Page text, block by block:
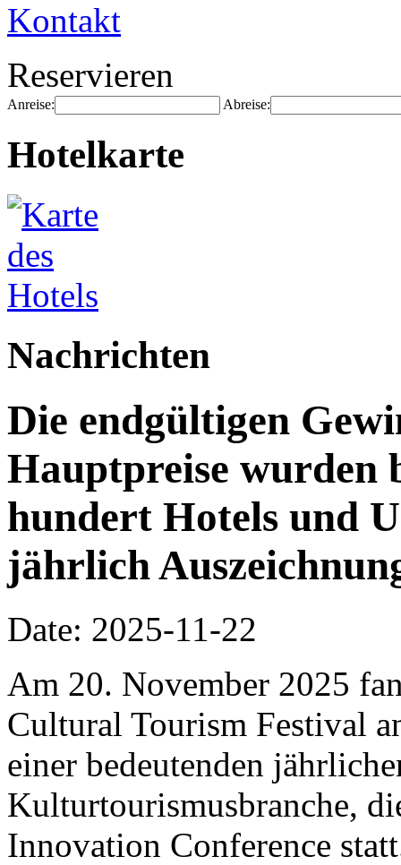
Kontakt
Reservieren
Anreise: Abreise:
Hotelkarte
Nachrichten
Die endgültigen
Hauptpreise wurden
hundert Hotels und
jährlich
Date: 2025-11-22
Am 20. November 2025
Cultural Tourism Festival
einer bedeutenden
Kulturtourismusbranche,
Innovation Conference